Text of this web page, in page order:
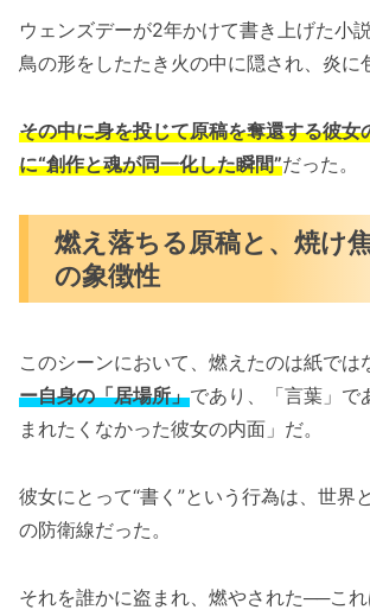
ウェンズデーが2年かけて書き上げた小
鳥の形をしたたき火の中に隠され、炎に
その中に身を投じて原稿を奪還する彼女
に“創作と魂が同一化した瞬間”だった。
燃え落ちる原稿と、焼け
の象徴性
このシーンにおいて、燃えたのは紙では
ー自身の「居場所」であり、「言葉」で
まれたくなかった彼女の内面」だ。
彼女にとって“書く”という行為は、世界
の防衛線だった。
それを誰かに盗まれ、燃やされた──こ